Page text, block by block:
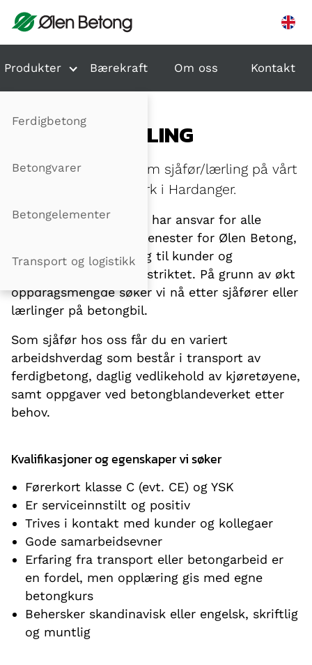
Hopp til innhold
Produkter
Ferdigbetong
Betongvarer
Betongelementer
Transport og logistikk
Bærekraft Om oss Kontakt
SJÅFØR/LÆRLING
Vi har ledig stilling som sjåfør/lærling på vårt
stasjonære blandeverk i Hardanger.
Ølen Betong Transport har ansvar for alle
transport- og pumpetjenester for Ølen Betong,
og leverer ferdigbetong til kunder og
entreprenører i hele distriktet. På grunn av økt
oppdragsmengde søker vi nå etter sjåfører eller
lærlinger på betongbil.
Som sjåfør hos oss får du en variert
arbeidshverdag som består i transport av
ferdigbetong, daglig vedlikehold av kjøretøyene,
samt oppgaver ved betongblandeverket etter
behov.
Kvalifikasjoner og egenskaper vi søker
Førerkort klasse C (evt. CE) og YSK
Er serviceinnstilt og positiv
Trives i kontakt med kunder og kollegaer
Gode samarbeidsevner
Erfaring fra transport eller betongarbeid er
en fordel, men opplæring gis med egne
betongkurs
Behersker skandinavisk eller engelsk, skriftlig
og muntlig